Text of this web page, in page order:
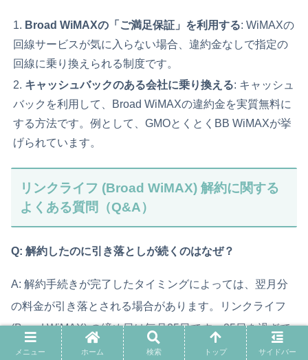
Broad WiMAXの「ご満足保証」を利用する: WiMAXの
回線サービスが気に入らない場合、違約金なしで指定の
回線に乗り換えられる制度です。
キャッシュバックのある会社に乗り換える: キャッシュ
バックを利用して、Broad WiMAXの違約金を実質無料に
する方法です。例として、GMOとくとくBB WiMAXが挙
げられています。
リンクライフ (Broad WiMAX) 解約に関する
よくある質問（Q&A）
Q: 解約したのに引き落としが続くのはなぜ？
A: 解約手続きが完了したタイミングによっては、翌月分
の料金が引き落とされる場合があります。リンクライフ
(Broad WiMAX) の締め日は毎月25日です。25日を過ぎて
解約手続きを行うと、翌月解約扱いとなり、翌月分の料金
メニュー ホーム 検索 トップ サイドバー